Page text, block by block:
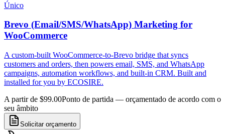
Único
Brevo (Email/SMS/WhatsApp) Marketing for
WooCommerce
A custom-built WooCommerce-to-Brevo bridge that syncs
customers and orders, then powers email, SMS, and WhatsApp
campaigns, automation workflows, and built-in CRM. Built and
installed for you by ECOSIRE.
A partir de $99.00Ponto de partida — orçamentado de acordo com o
seu âmbito
Solicitar orçamento